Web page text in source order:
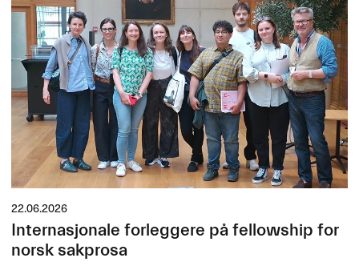
22.06.2026
Internasjonale forleggere på fellowship for
norsk sakprosa